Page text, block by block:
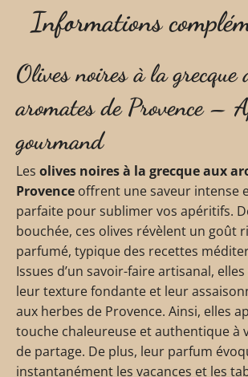
Informations
Olives noires à la grecque
aromates de Provence –
gourmand
Les olives noires à la grecque aux
Provence offrent une saveur intense
parfaite pour sublimer vos apéritifs.
bouchée, ces olives révèlent un goût
parfumé, typique des recettes
Issues d’un savoir-faire artisanal,
leur texture fondante et leur
aux herbes de Provence. Ainsi, elles
touche chaleureuse et authentique à
de partage. De plus, leur parfum
instantanément les vacances et les